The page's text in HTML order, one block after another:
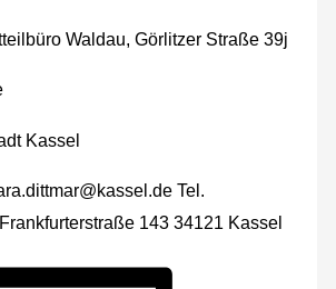
Waldau, Görlitzer Straße 39j
Kassel
Tel.
143 34121 Kassel